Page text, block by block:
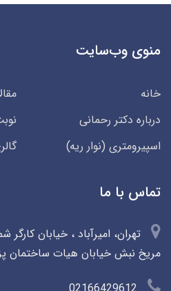
منوی وب‌سایت
خانه
درباره دکتر رحمانی
اسپیرومتری (نوار ریه)
تماس با ما
تهران، امیرآباد ، خیابان کارگر
مریخ نبش خیابان هیات ساختمان